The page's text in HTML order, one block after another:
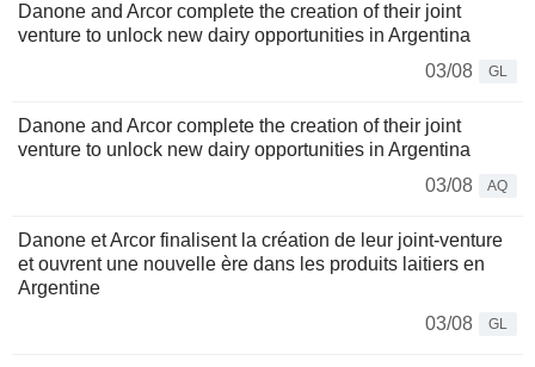
Danone and Arcor complete the creation of their joint
venture to unlock new dairy opportunities in Argentina
03/08
GL
Danone and Arcor complete the creation of their joint
venture to unlock new dairy opportunities in Argentina
03/08
AQ
Danone et Arcor finalisent la création de leur joint-venture
et ouvrent une nouvelle ère dans les produits laitiers en
Argentine
03/08
GL